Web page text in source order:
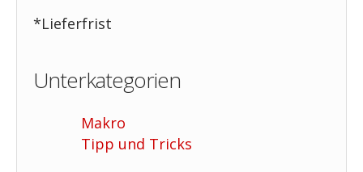
*Lieferfrist
Unterkategorien
Makro
Tipp und Tricks